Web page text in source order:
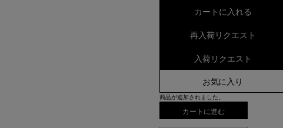
カートに入れる
再入荷リクエスト
入荷リクエスト
お気に入り
商品が追加されました。
カートに進む